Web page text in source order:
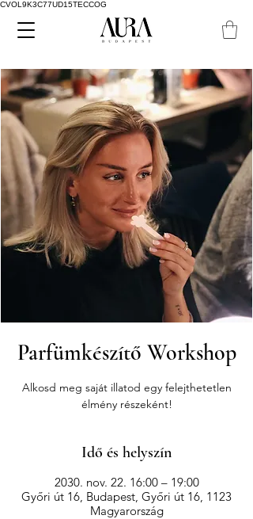
CVOL9K3C77UD15TECCOG
Parfümkészítő Workshop
Alkosd meg saját illatod egy felejthetetlen
élmény részeként!
Idő és helyszín
2030. nov. 22. 16:00 – 19:00
Győri út 16, Budapest, Győri út 16, 1123
Magyarország